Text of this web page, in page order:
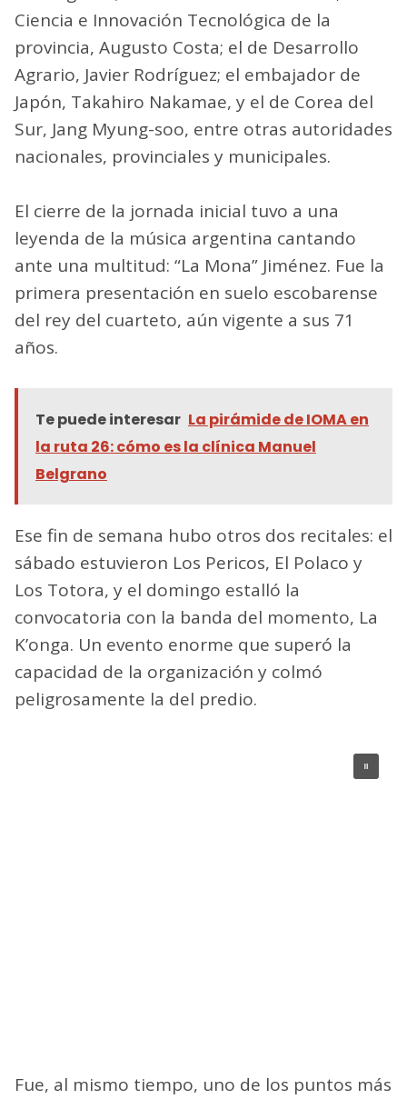
Ciencia e Innovación Tecnológica de la
provincia, Augusto Costa; el de Desarrollo
Agrario, Javier Rodríguez; el embajador de
Japón, Takahiro Nakamae, y el de Corea del
Sur, Jang Myung-soo, entre otras autoridades
nacionales, provinciales y municipales.
El cierre de la jornada inicial tuvo a una
leyenda de la música argentina cantando
ante una multitud: “La Mona” Jiménez. Fue la
primera presentación en suelo escobarense
del rey del cuarteto, aún vigente a sus 71
años.
Te puede interesar La pirámide de IOMA en
la ruta 26: cómo es la clínica Manuel
Belgrano
Ese fin de semana hubo otros dos recitales: el
sábado estuvieron Los Pericos, El Polaco y
Los Totora, y el domingo estalló la
convocatoria con la banda del momento, La
K’onga. Un evento enorme que superó la
capacidad de la organización y colmó
peligrosamente la del predio.
Fue, al mismo tiempo, uno de los puntos más